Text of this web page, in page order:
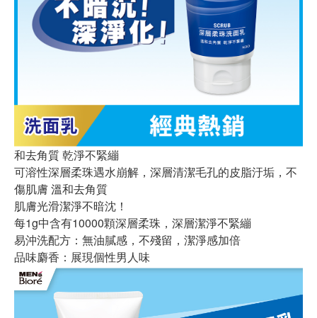
和去角質 乾淨不緊繃
可溶性深層柔珠遇水崩解，深層清潔毛孔的皮脂汙垢，不
傷肌膚 溫和去角質
肌膚光滑潔淨不暗沈！
每1g中含有10000顆深層柔珠，深層潔淨不緊繃
易沖洗配方：無油膩感，不殘留，潔淨感加倍
品味麝香：展現個性男人味